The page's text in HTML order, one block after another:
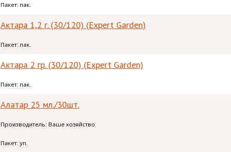
Пакет: пак.
Актара 1,2 г. (30/120) (Expert Garden)
Пакет: пак.
Актара 2 гр. (30/120) (Expert Garden)
Пакет: пак.
Алатар 25 мл./30шт.
Производитель: Ваше хозяйство
Пакет: уп.